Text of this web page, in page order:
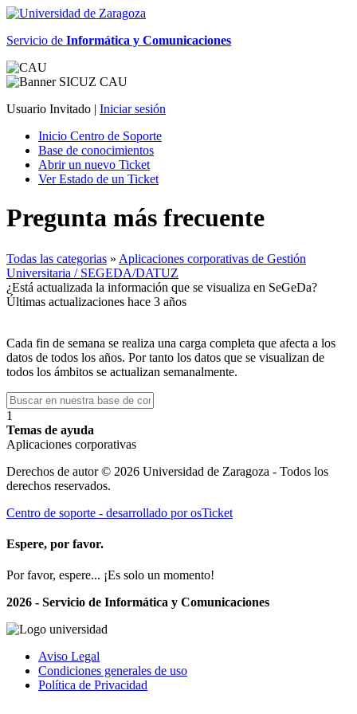
Servicio de Informática y Comunicaciones
Usuario Invitado | Iniciar sesión
Inicio Centro de Soporte
Base de conocimientos
Abrir un nuevo Ticket
Ver Estado de un Ticket
Pregunta más frecuente
Todas las categorias » Aplicaciones corporativas de Gestión
Universitaria / SEGEDA/DATUZ
¿Está actualizada la información que se visualiza en SeGeDa?
Últimas actualizaciones hace 3 años
Cada fin de semana se realiza una carga completa que afecta a los
datos de todos los años. Por tanto los datos que se visualizan de
todos los ámbitos se actualizan semanalmente.
1
Temas de ayuda
Aplicaciones corporativas
Derechos de autor © 2026 Universidad de Zaragoza - Todos los
derechos reservados.
Centro de soporte - desarrollado por osTicket
Espere, por favor.
Por favor, espere... ¡Es solo un momento!
2026 - Servicio de Informática y Comunicaciones
Aviso Legal
Condiciones generales de uso
Política de Privacidad